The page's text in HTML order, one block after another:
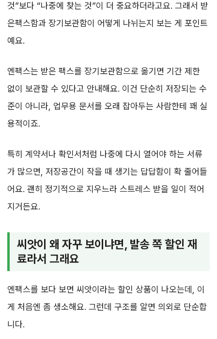
것”보다 “나중에 찾는 것”이 더 중요하더라고요. 그래서 받
은팩스함과 장기보관함이 어떻게 나뉘는지 보는 게 포인트
예요.
엔팩스는 받은 팩스를 장기보관함으로 옮기면 기간 제한
없이 보관할 수 있다고 안내해요. 이건 단순히 저장되는 수
준이 아니라, 업무용 문서를 오래 잡아두는 사람한테 꽤 실
용적이죠.
특히 계약서나 확인서처럼 나중에 다시 열어야 하는 서류
가 많으면, 저장공간이 작을 때 생기는 답답함이 확 줄어들
어요. 괜히 정기적으로 지우느라 스트레스 받을 일이 적어
지거든요.
씨앗이 왜 자꾸 보이냐면, 발송 쪽 할인 재
료라서 그래요
엔팩스를 보다 보면 씨앗이라는 할인 상품이 나오는데, 이
게 처음엔 좀 생소해요. 그런데 구조를 알면 의외로 단순합
니다.